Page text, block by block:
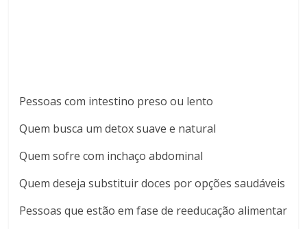
Pessoas com intestino preso ou lento
Quem busca um detox suave e natural
Quem sofre com inchaço abdominal
Quem deseja substituir doces por opções saudáveis
Pessoas que estão em fase de reeducação alimentar